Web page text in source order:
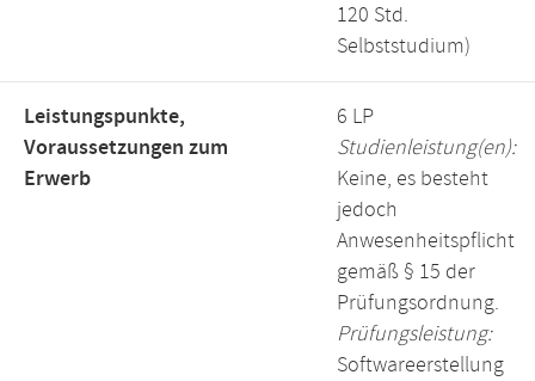
120 Std.
Selbststudium)
Leistungspunkte,
Voraussetzungen zum
Erwerb
6 LP
Studienleistung(en):
Keine, es besteht
jedoch
Anwesenheitspflicht
gemäß § 15 der
Prüfungsordnung.
Prüfungsleistung:
Softwareerstellung